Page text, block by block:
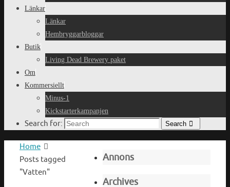
Länkar
Länkar
Hembryggarbloggar
Butik
Living Dead Brewery paket
Om
Kommersiellt
Minus-1
Kickstarterkampanjen
Search for: Search
Home
Posts tagged
"Vatten"
Annons
Archives